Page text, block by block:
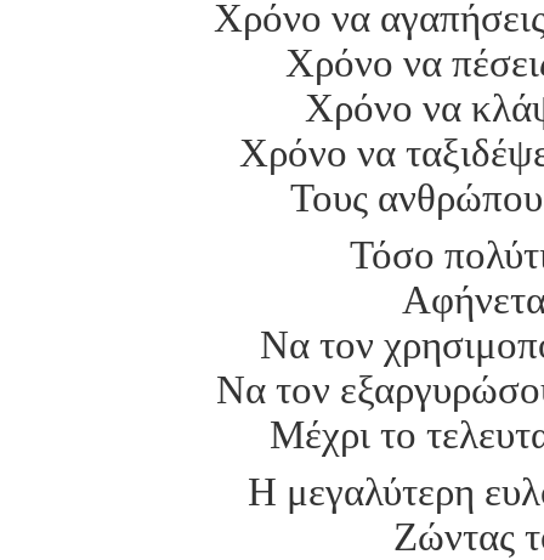
Χρόνο να
Χρόνο να
Χρόνο να
Χρόνο να
Τους
Τόσο
Να τον
Να τον
Μέχρι το
Η μεγαλύτερη
Zώντας